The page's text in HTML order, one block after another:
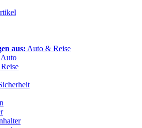
aus: Auto & Reise
Auto